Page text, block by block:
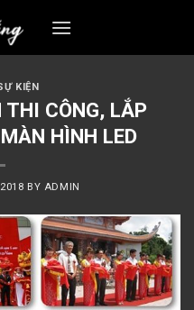
KIỆN
THI CÔNG, LẮP
HÌNH LED
BY ADMIN